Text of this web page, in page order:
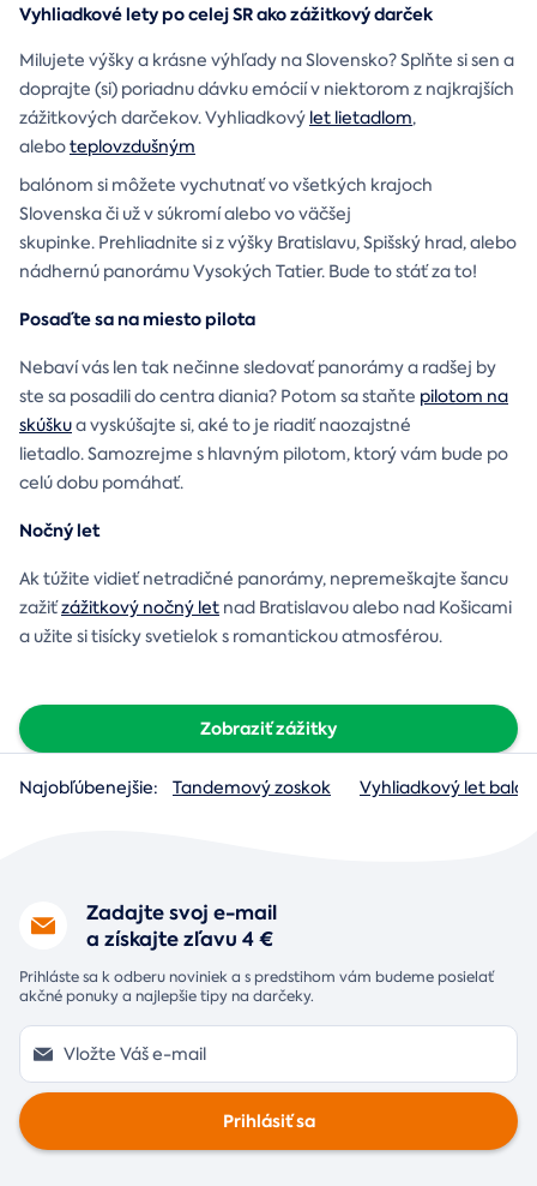
Vyhliadkové lety po celej SR ako zážitkový darček
Milujete výšky a krásne výhľady na Slovensko? Splňte si sen a
doprajte (si) poriadnu dávku emócií v niektorom z najkrajších
zážitkových darčekov. Vyhliadkový let lietadlom,
aleboteplovzdušným
balónom si môžete vychutnať vo všetkých krajoch
Slovenska či už v súkromí alebo vo väčšej
skupinke. Prehliadnite si z výšky Bratislavu, Spišský hrad, alebo
nádhernú panorámu Vysokých Tatier. Bude to stáť za to!
Posaďte sa na miesto pilota
Nebaví vás len tak nečinne sledovať panorámy a radšej by
ste sa posadili do centra diania? Potom sa staňte pilotom na
skúškua vyskúšajte si, aké to je riadiť naozajstné
lietadlo. Samozrejme s hlavným pilotom, ktorý vám bude po
celú dobu pomáhať.
Nočný let
Ak túžite vidieť netradičné panorámy, nepremeškajte šancu
zažiťzážitkový nočný let nad Bratislavou alebo nad Košicami
a užite si tisícky svetielok s romantickou atmosférou.
Zobraziť zážitky
Najobľúbenejšie: Tandemový zoskok Vyhliadkový let
Zadajte svoj e-mail
a získajte zľavu 4 €
Prihláste sa k odberu noviniek a s predstihom vám budeme posielať
akčné ponuky a najlepšie tipy na darčeky.
Prihlásiť sa